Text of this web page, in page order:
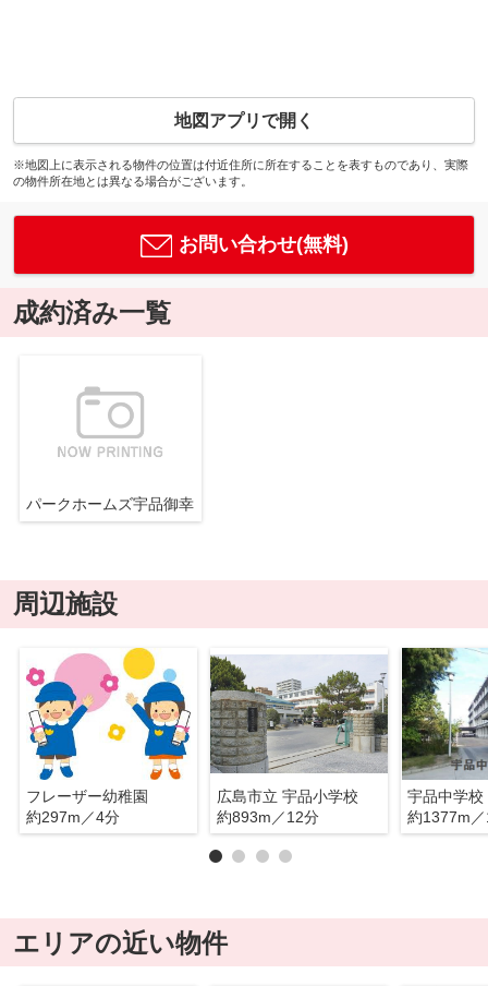
地図アプリで開く
※地図上に表示される物件の位置は付近住所に所在することを表すものであり、実際
の物件所在地とは異なる場合がございます。
お問い合わせ(無料)
成約済み一覧
パークホームズ宇品御幸
周辺施設
フレーザー幼稚園
約297m／4分
広島市立 宇品小学校
約893m／12分
宇品中学校
約1377m
エリアの近い物件